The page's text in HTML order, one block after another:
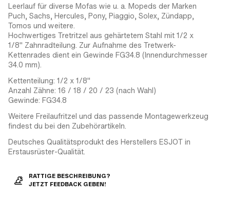
Leerlauf für diverse Mofas wie u. a. Mopeds der Marken
Puch, Sachs, Hercules, Pony, Piaggio, Solex, Zündapp,
Tomos und weitere.
Hochwertiges Tretritzel aus gehärtetem Stahl mit 1/2 x
1/8" Zahnradteilung. Zur Aufnahme des Tretwerk-
Kettenrades dient ein Gewinde FG34.8 (Innendurchmesser
34.0 mm).
Kettenteilung: 1/2 x 1/8"
Anzahl Zähne: 16 / 18 / 20 / 23 (nach Wahl)
Gewinde: FG34.8
Weitere Freilaufritzel und das passende Montagewerkzeug
findest du bei den Zubehörartikeln.
Deutsches Qualitätsprodukt des Herstellers ESJOT in
Erstausrüster-Qualität.
RATTIGE BESCHREIBUNG?
JETZT FEEDBACK GEBEN!